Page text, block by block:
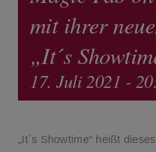
mit ihrer
„It´s
17. Juli 2021 -
„It´s Showtime“ heißt